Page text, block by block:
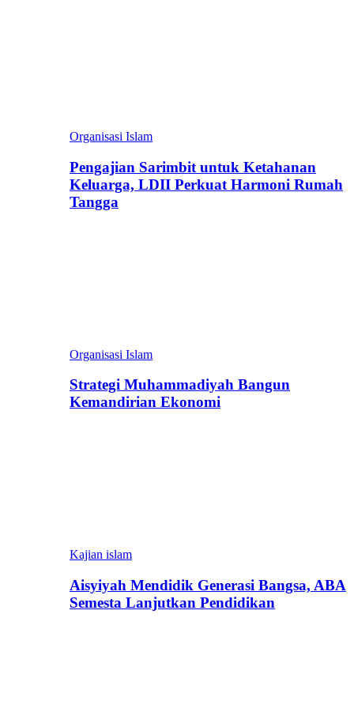
Organisasi Islam
Pengajian Sarimbit untuk Ketahanan
Keluarga, LDII Perkuat Harmoni Rumah
Tangga
Organisasi Islam
Strategi Muhammadiyah Bangun
Kemandirian Ekonomi
Kajian islam
Aisyiyah Mendidik Generasi Bangsa, ABA
Semesta Lanjutkan Pendidikan